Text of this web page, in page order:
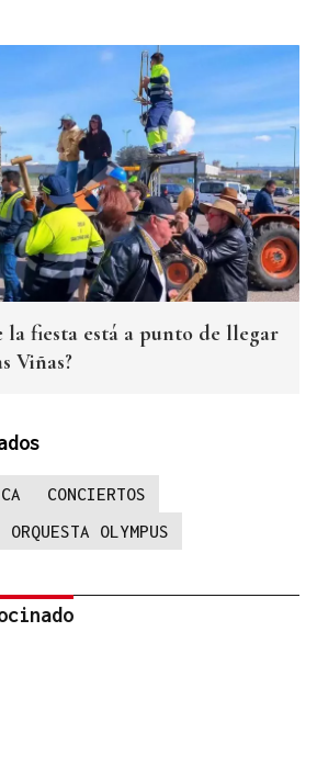
la fiesta está a punto de llegar
Viñas?
CONCIERTOS
ORQUESTA OLYMPUS